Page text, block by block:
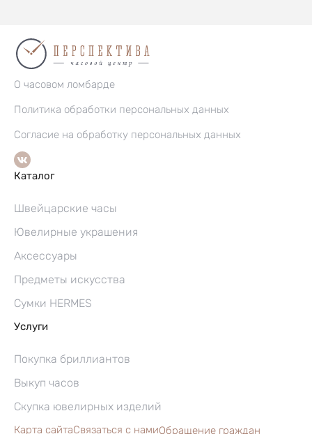
О часовом ломбарде
Политика обработки персональных данных
Согласие на обработку персональных данных
Каталог
Швейцарские часы
Ювелирные украшения
Аксессуары
Предметы искусства
Сумки HERMES
Услуги
Покупка бриллиантов
Выкуп часов
Скупка ювелирных изделий
Карта сайтаСвязаться с намиОбращение граждан